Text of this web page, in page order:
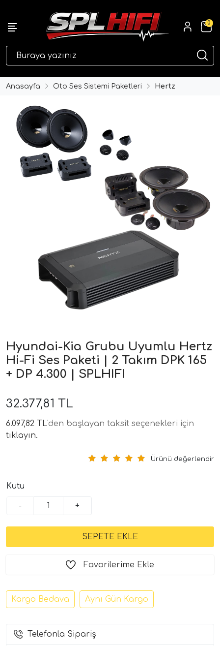
0
Anasayfa Oto Ses Sistemi Paketleri Hertz
Modelleri
Hyundai-Kia Grubu Uyumlu Hertz
Hi-Fi Ses Paketi | 2 Takım DPK 165
+ DP 4.300 | SPLHIFI
32.377,81 TL
6.097,82 TL'den başlayan taksit seçenekleri için
tıklayın.
Ürünü değerlendir
Kutu
- +
Favorilerime Ekle
Kargo Bedava Aynı Gün Kargo
Telefonla Sipariş